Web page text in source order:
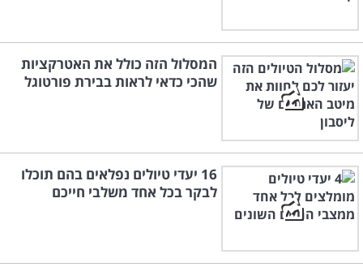
המסלול הזה כולל את האטרקציות
שהכי כדאי לראות בבירת פורטוגל
16 יעדי טיולים נפלאים בהם תוכלו
לבקר בכל אחד משלבי חייכם